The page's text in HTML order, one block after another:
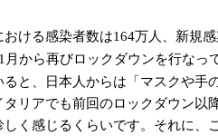
ける感染者数は164万人、新規
月から再びロックダウンを行なっ
と、日本人からは「マスクや手
リアでも前回のロックダウン以
く感じるくらいです。それに